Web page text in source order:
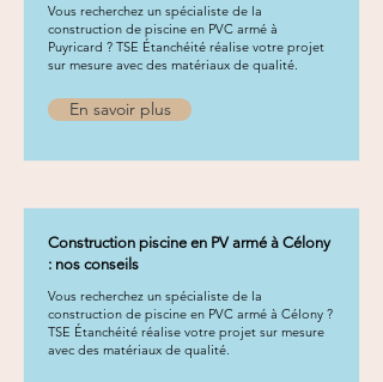
Vous recherchez un spécialiste de la
construction de piscine en PVC armé à
Puyricard ? TSE Étanchéité réalise votre projet
sur mesure avec des matériaux de qualité.
En savoir plus
Construction piscine en PV armé à Célony
: nos conseils
Vous recherchez un spécialiste de la
construction de piscine en PVC armé à Célony ?
TSE Étanchéité réalise votre projet sur mesure
avec des matériaux de qualité.